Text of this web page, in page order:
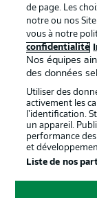
Mentions
Travaux
Impression
de page. Les
notre ou nos
vous à notre
confidentialité
Nos équipes
des données
Utiliser des
activement les
l’identification.
un appareil.
performance
et
Liste de nos